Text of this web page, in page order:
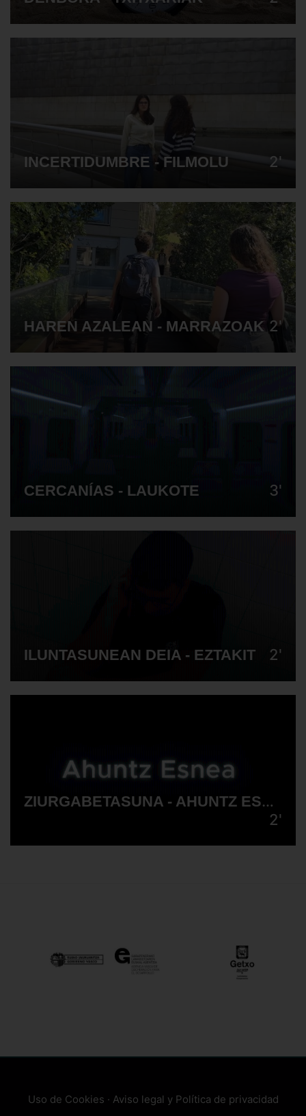
INCERTIDUMBRE - FILMOLU 2'
HAREN AZALEAN - MARRAZOAK 2'
CERCANÍAS - LAUKOTE 3'
ILUNTASUNEAN DEIA - EZTAKIT 2'
ZIURGABETASUNA - AHUNTZ ESNEA
2'
Uso de Cookies · Aviso legal y Política de privacidad